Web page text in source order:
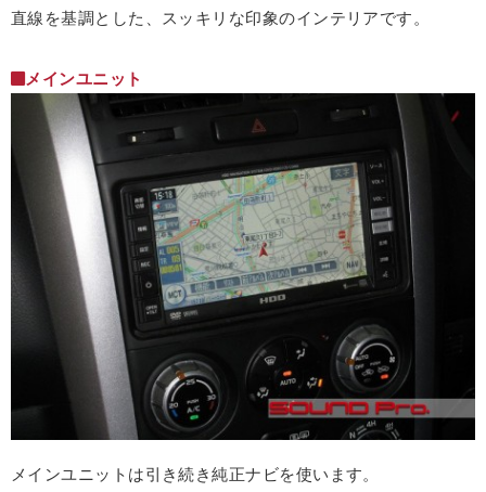
直線を基調とした、スッキリな印象のインテリアです。
メインユニット
メインユニットは引き続き純正ナビを使います。